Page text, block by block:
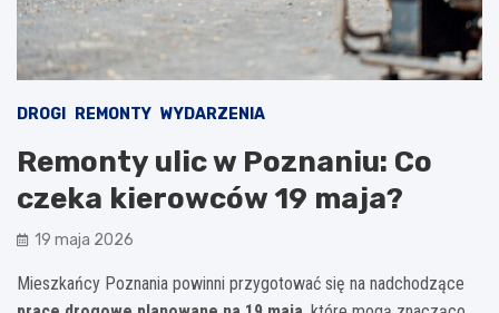
DROGI REMONTY WYDARZENIA
Remonty ulic w Poznaniu: Co
czeka kierowców 19 maja?
19 maja 2026
Mieszkańcy Poznania powinni przygotować się na nadchodzące